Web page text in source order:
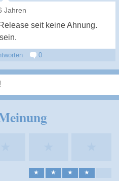
Jahren
seit keine Ahnung.
0
★ ★ ★ ★